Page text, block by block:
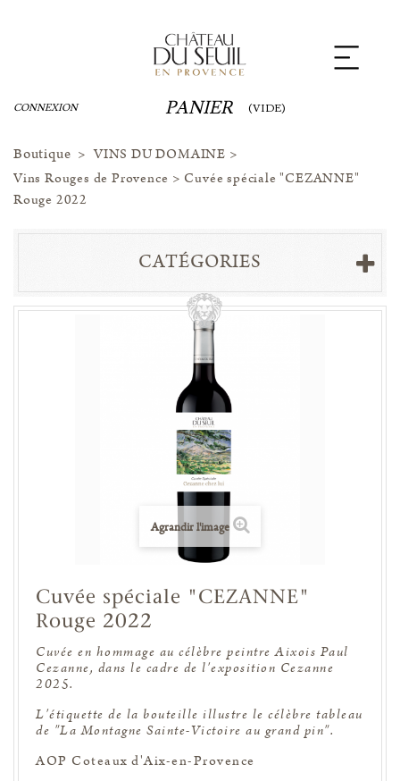
CONNEXION PANIER (VIDE)
Boutique > VINS DU DOMAINE >
Vins Rouges de Provence > Cuvée spéciale "CEZANNE"
Rouge 2022
CATÉGORIES
Agrandir l'image
Cuvée spéciale "CEZANNE"
Rouge 2022
Cuvée en hommage au célèbre peintre Aixois Paul
Cezanne, dans le cadre de l'exposition Cezanne
2025.
L'étiquette de la bouteille illustre le célèbre tableau
de "La Montagne Sainte-Victoire au grand pin".
AOP Coteaux d'Aix-en-Provence